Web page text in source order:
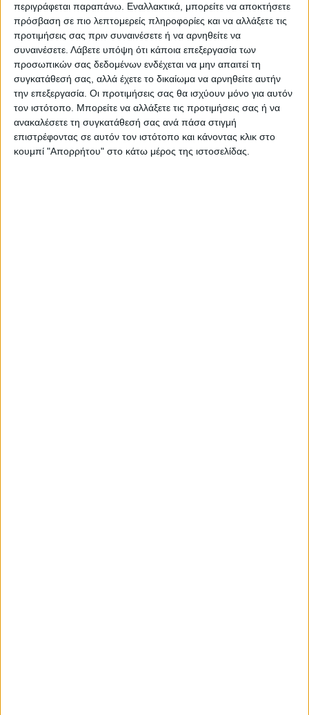
περιγράφεται παραπάνω. Εναλλακτικά, μπορείτε να αποκτήσετε
πρόσβαση σε πιο λεπτομερείς πληροφορίες και να αλλάξετε τις
προτιμήσεις σας πριν συναινέσετε ή να αρνηθείτε να
συναινέσετε. Λάβετε υπόψη ότι κάποια επεξεργασία των
προσωπικών σας δεδομένων ενδέχεται να μην απαιτεί τη
συγκατάθεσή σας, αλλά έχετε το δικαίωμα να αρνηθείτε αυτήν
την επεξεργασία. Οι προτιμήσεις σας θα ισχύουν μόνο για αυτόν
τον ιστότοπο. Μπορείτε να αλλάξετε τις προτιμήσεις σας ή να
ανακαλέσετε τη συγκατάθεσή σας ανά πάσα στιγμή
επιστρέφοντας σε αυτόν τον ιστότοπο και κάνοντας κλικ στο
κουμπί "Απορρήτου" στο κάτω μέρος της ιστοσελίδας.
https://neosagon.gr
Η Αρχαιότερη Καθημερινή Πρωινή Εφημερίδα της Καρδίτσας
ΠΑΡΟΜΟΙΑ ΑΡΘΡΑ